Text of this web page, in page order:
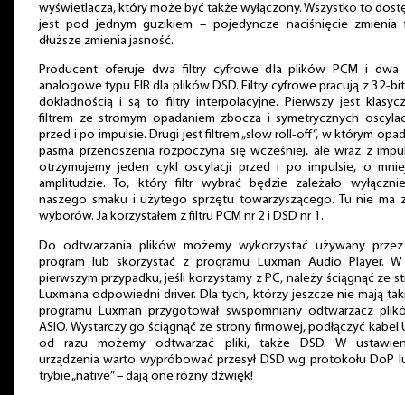
wyświetlacza, który może być także wyłączony. Wszystko to
jest pod jednym guzikiem – pojedyncze naciśnięcie zmienia
dłuższe zmienia jasność.
Producent oferuje dwa filtry cyfrowe dla plików PCM i dwa
analogowe typu FIR dla plików DSD. Filtry cyfrowe pracują z 32-
dokładnością i są to filtry interpolacyjne. Pierwszy jest
filtrem ze stromym opadaniem zbocza i symetrycznych
przed i po impulsie. Drugi jest filtrem „slow roll-off”, w którym
pasma przenoszenia rozpoczyna się wcześniej, ale wraz z
otrzymujemy jeden cykl oscylacji przed i po impulsie, o
amplitudzie. To, który filtr wybrać będzie zależało
naszego smaku i użytego sprzętu towarzyszącego. Tu nie ma
wyborów. Ja korzystałem z filtru PCM nr 2 i DSD nr 1.
Do odtwarzania plików możemy wykorzystać używany
program lub skorzystać z programu Luxman Audio Player.
pierwszym przypadku, jeśli korzystamy z PC, należy ściągnąć ze
Luxmana odpowiedni driver. Dla tych, którzy jeszcze nie mają
programu Luxman przygotował swspomniany odtwarzacz
ASIO. Wystarczy go ściągnąć ze strony firmowej, podłączyć kabel
od razu możemy odtwarzać pliki, także DSD. W
urządzenia warto wypróbować przesył DSD wg protokołu DoP
trybie „native” – dają one różny dźwięk!